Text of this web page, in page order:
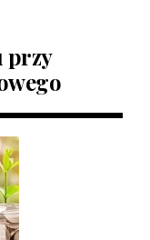
przy